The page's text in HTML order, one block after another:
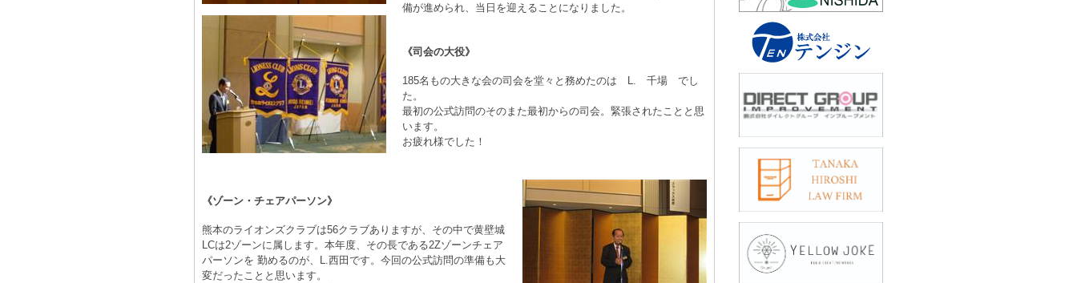
備が進められ、当日を迎えることになりました。
《司会の大役》
185名もの大きな会の司会を堂々と務めたのは L. 千場 でし
た。
最初の公式訪問のそのまた最初からの司会。緊張されたことと思
います。
お疲れ様でした！
《ゾーン・チェアパーソン》
熊本のライオンズクラブは56クラブありますが、その中で黄壁城
LCは2ゾーンに属します。本年度、その長である2Zゾーンチェア
パーソンを 勤めるのが、L.西田です。今回の公式訪問の準備も大
変だったことと思います。